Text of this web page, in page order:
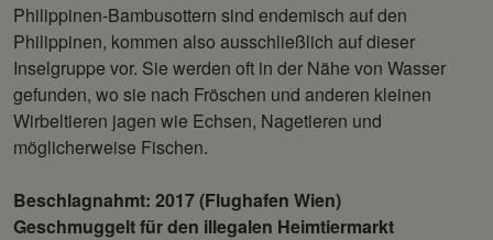
Philippinen-Bambusottern sind endemisch auf den
Philippinen, kommen also ausschließlich auf dieser
Inselgruppe vor. Sie werden oft in der Nähe von Wasser
gefunden, wo sie nach Fröschen und anderen kleinen
Wirbeltieren jagen wie Echsen, Nagetieren und
möglicherweise Fischen.
Beschlagnahmt: 2017 (Flughafen Wien)
Geschmuggelt für den illegalen Heimtiermarkt